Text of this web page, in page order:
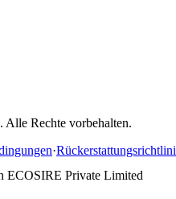
Rechte vorbehalten.
·
ECOSIRE Private Limited